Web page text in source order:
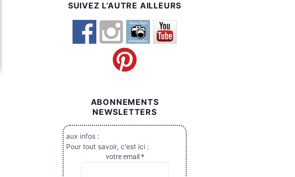
SUIVEZ L’AUTRE AILLEURS
ABONNEMENTS
NEWSLETTERS
aux infos :
Pour tout savoir, c'est ici :
votre email *